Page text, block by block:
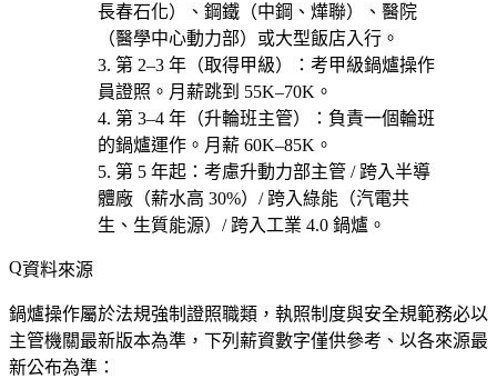
長春石化）、鋼鐵（中鋼、燁聯）、醫院
（醫學中心動力部）或大型飯店入行。
第 2–3 年（取得甲級）
：考甲級鍋爐操作
員證照 。月薪跳到 55K–70K。
第 3–4 年（升輪班主管）
：負責一個輪班
的鍋爐運作。月薪 60K–85K。
第 5 年起 ：考慮升動力部主管 / 跨入半導
體廠（薪水高 30%）/ 跨入綠能（汽電共
生、生質能源）/ 跨入工業 4.0 鍋爐 。
資料來源
鍋爐操作屬於法規強制證照職類，執照制度與安全規範務必以
主管機關最新版本為準，下列薪資數字僅供參考、以各來源最
新公布為準：